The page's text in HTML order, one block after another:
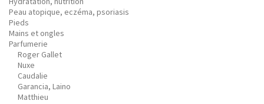
Peau atopique, eczéma, psoriasis
Pieds
Mains et ongles
Parfumerie
Roger Gallet
Nuxe
Caudalie
Garancia, Laino
Matthieu